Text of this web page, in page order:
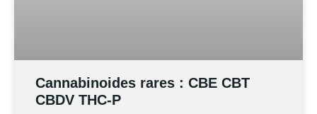
Cannabinoides rares : CBE CBT
CBDV THC-P